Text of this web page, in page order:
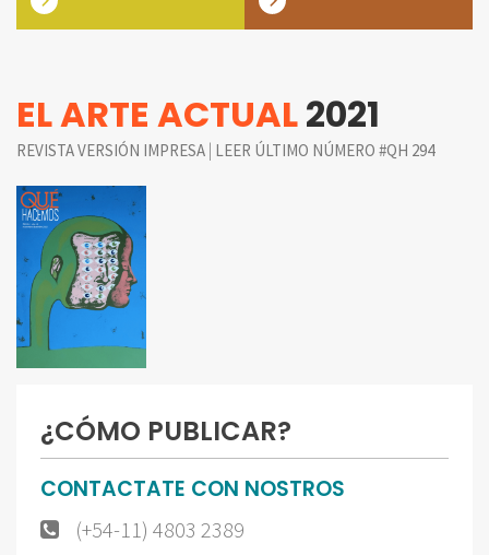
EL ARTE ACTUAL2021
REVISTA VERSIÓN IMPRESA | LEER ÚLTIMO NÚMERO #QH 294
¿CÓMO PUBLICAR?
CONTACTATE CON NOSTROS
(+54-11) 4803 2389